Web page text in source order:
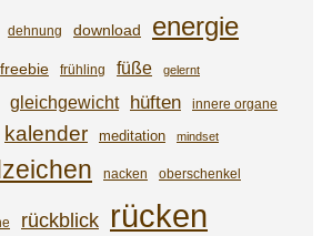
dehnung download energie
freebie frühling füße gelernt
gleichgewicht hüften innere organe
kalender meditation mindset
nacken oberschenkel
rückblick rücken